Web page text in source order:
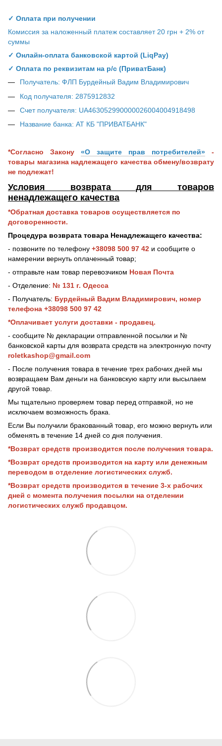
✓ Оплата при получении
Комиссия за наложенный платеж составляет 20 грн + 2% от
суммы
✓ Онлайн-оплата банковской картой (LiqPay)
✓ Оплата по реквизитам на р/с (ПриватБанк)
Получатель: ФЛП Бурдейный Вадим Владимирович
Код получателя: 2875912832
Счет получателя: UA463052990000026004004918498
Название банка: АТ КБ "ПРИВАТБАНК"
*Согласно Закону «О защите прав потребителей» -
товары магазина надлежащего качества обмену/возврату
не подлежат!
Условия возврата для товаров
ненадлежащего качества
*Обратная доставка товаров осуществляется по
договоренности.
Процедура возврата товара Ненадлежащего качества:
- позвоните по телефону +38098 500 97 42 и сообщите о
намерении вернуть оплаченный товар;
- отправьте нам товар перевозчиком Новая Почта
- Отделение: № 131 г. Одесса
- Получатель: Бурдейный Вадим Владимирович, номер
телефона +38098 500 97 42
*Оплачивает услуги доставки - продавец.
- сообщите № декларации отправленной посылки и №
банковской карты для возврата средств на электронную почту
roletkashop@gmail.com
- После получения товара в течение трех рабочих дней мы
возвращаем Вам деньги на банковскую карту или высылаем
другой товар.
Мы тщательно проверяем товар перед отправкой, но не
исключаем возможность брака.
Если Вы получили бракованный товар, его можно вернуть или
обменять в течение 14 дней со дня получения.
*Возврат средств производится после получения товара.
*Возврат средств производится на карту или денежным
переводом в отделение логистических служб.
*Возврат средств производится в течение 3-х рабочих
дней с момента получения посылки на отделении
логистических служб продавцом.